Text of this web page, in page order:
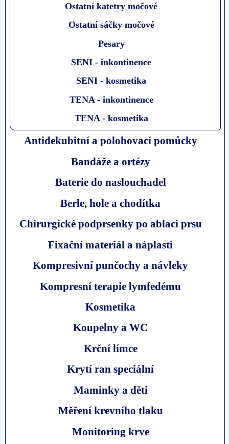
Ostatní katetry močové
Ostatní sáčky močové
Pesary
SENI - inkontinence
SENI - kosmetika
TENA - inkontinence
TENA - kosmetika
Antidekubitní a polohovací pomůcky
Bandáže a ortézy
Baterie do naslouchadel
Berle, hole a chodítka
Chirurgické podprsenky po ablaci prsu
Fixační materiál a náplasti
Kompresivní punčochy a návleky
Kompresní terapie lymfedému
Kosmetika
Koupelny a WC
Krční límce
Krytí ran speciální
Maminky a děti
Měření krevního tlaku
Monitoring krve